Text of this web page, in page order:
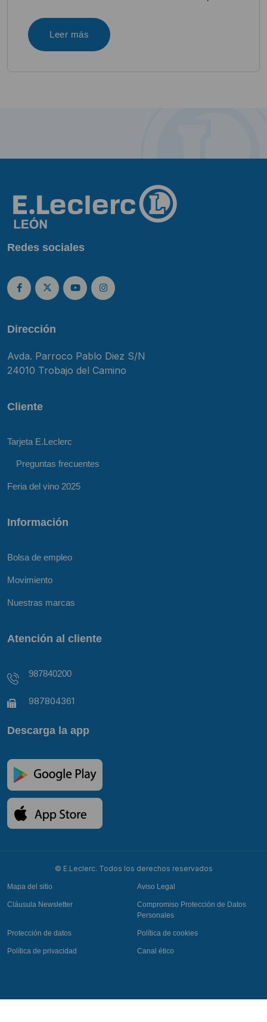
Leer más
Redes sociales
Dirección
Avda. Parroco Pablo Diez S/N
24010 Trobajo del Camino
Cliente
Tarjeta E.Leclerc
Preguntas frecuentes
Feria del vino 2025
Información
Bolsa de empleo
Movimiento
Nuestras marcas
Atención al cliente
987840200
987804361
Descarga la app
© E.Leclerc. Todos los derechos reservados
Mapa del sitio Aviso Legal
Cláusula Newsletter
Compromiso Protección de Datos
Personales
Protección de datos Política de cookies
Política de privacidad Canal ético